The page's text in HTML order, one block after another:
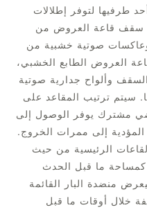
طرفيها لتوفر إطلالات
سقف قاعة العروض من
صوتية خشبية من
العروض الطابع الخشبي،
وألواح جدارية صوتية
ترتيب المقاعد على
مشترك يوفر الوصول إلى
إلى ممرات الخروج.
الرئيسية من حيث
كمساحة ما قبل الحدث
منضدة البار القائمة
خلال أوقات ما قبل